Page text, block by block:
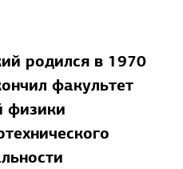
родился в 1970
факультет
физики